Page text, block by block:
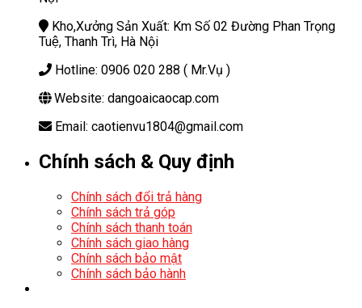
Kho,Xưởng Sản Xuất: Km Số 02 Đường Phan Trọng
Tuệ, Thanh Trì, Hà Nội
Hotline: 0906 020 288 ( Mr.Vụ )
Website: dangoaicaocap.com
Email: caotienvu1804@gmail.com
Chính sách & Quy định
Chính sách đổi trả hàng
Chính sách trả góp
Chính sách thanh toán
Chính sách giao hàng
Chính sách bảo mật
Chính sách bảo hành